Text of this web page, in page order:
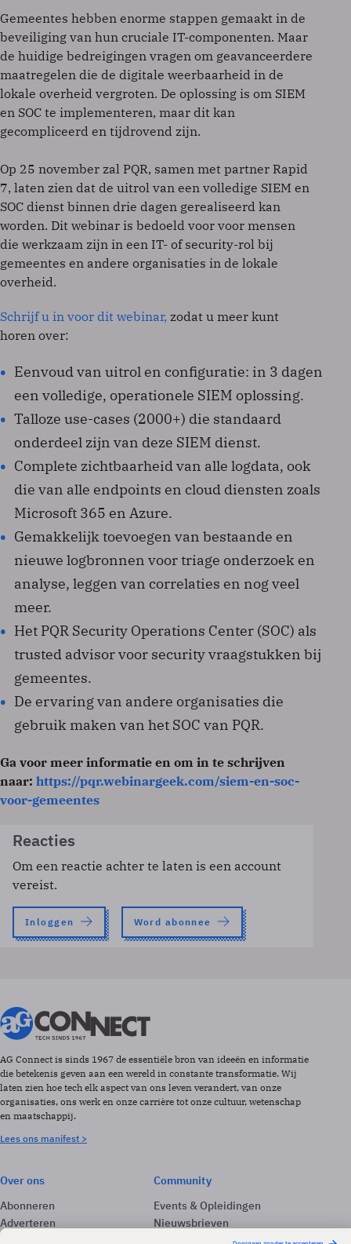
Gemeentes hebben enorme stappen gemaakt in de
beveiliging van hun cruciale IT-componenten. Maar
de huidige bedreigingen vragen om geavanceerdere
maatregelen die de digitale weerbaarheid in de
lokale overheid vergroten. De oplossing is om SIEM
en SOC te implementeren, maar dit kan
gecompliceerd en tijdrovend zijn.
Op 25 november zal PQR, samen met partner Rapid
7, laten zien dat de uitrol van een volledige SIEM en
SOC dienst binnen drie dagen gerealiseerd kan
worden. Dit webinar is bedoeld voor voor mensen
die werkzaam zijn in een IT- of security-rol bij
gemeentes en andere organisaties in de lokale
overheid.
Schrijf u in voor dit webinar, zodat u meer kunt
horen over:
Eenvoud van uitrol en configuratie: in 3 dagen
een volledige, operationele SIEM oplossing.
Talloze use-cases (2000+) die standaard
onderdeel zijn van deze SIEM dienst.
Complete zichtbaarheid van alle logdata, ook
die van alle endpoints en cloud diensten zoals
Microsoft 365 en Azure.
Gemakkelijk toevoegen van bestaande en
nieuwe logbronnen voor triage onderzoek en
analyse, leggen van correlaties en nog veel
meer.
Het PQR Security Operations Center (SOC) als
trusted advisor voor security vraagstukken bij
gemeentes.
De ervaring van andere organisaties die
gebruik maken van het SOC van PQR.
Ga voor meer informatie en om in te schrijven
naar: https://pqr.webinargeek.com/siem-en-soc-
voor-gemeentes
Reacties
Om een reactie achter te laten is een account
vereist.
Inloggen Word abonnee
AG Connect is sinds 1967 de essentiële bron van ideeën en informatie
die betekenis geven aan een wereld in constante transformatie. Wij
laten zien hoe tech elk aspect van ons leven verandert, van onze
organisaties, ons werk en onze carrière tot onze cultuur, wetenschap
en maatschappij.
Lees ons manifest >
Over ons
Abonneren
Adverteren
Community
Events & Opleidingen
Nieuwsbrieven